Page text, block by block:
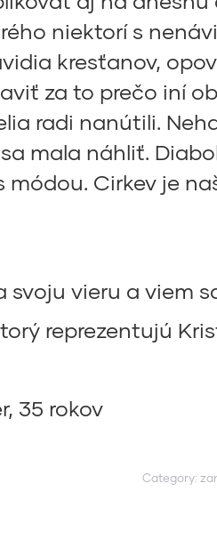
niektorí s
kresťanov,
za to prečo iní
radi nanútili.
mala náhliť.
módou. Cirkev je
svoju vieru a viem
reprezentujú
35 rokov
Category: